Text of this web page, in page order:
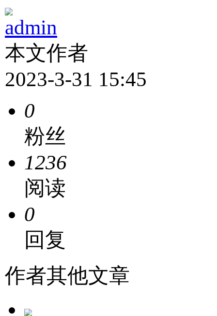
admin
本文作者
2023-3-31 15:45
0
粉丝
1236
阅读
0
回复
作者其他文章